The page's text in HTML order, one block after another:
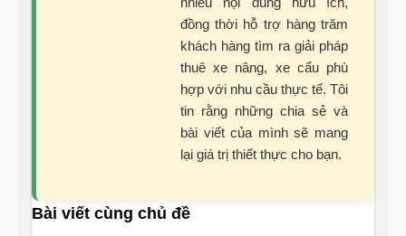
đồng thời hỗ trợ hàng trăm
khách hàng tìm ra giải pháp
thuê xe nâng, xe cẩu phù
hợp với nhu cầu thực tế. Tôi
tin rằng những chia sẻ và
bài viết của mình sẽ mang
lại giá trị thiết thực cho bạn.
Bài viết cùng chủ đề